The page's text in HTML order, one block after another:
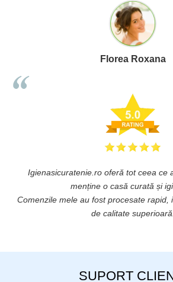
Florea Roxana
Igienasicuratenie.ro oferă tot ceea ce
menține o casă curată și
Comenzile mele au fost procesate rapid,
de calitate superioară.
SUPORT